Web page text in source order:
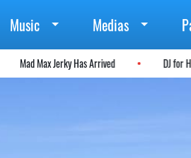
Music Medias
Mad Max Jerky Has Arrived DJ for